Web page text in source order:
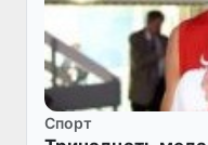
Спорт